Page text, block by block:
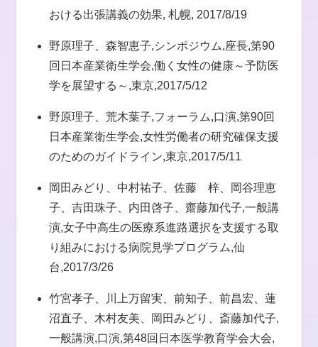
おける出張講義の効果, 札幌, 2017/8/19
野原理子、森智恵子,シンポジウム,座長,第90
回日本産業衛生学会,働く女性の健康～予防医
学を展望する～,東京,2017/5/12
野原理子、荒木葉子,フォーラム,口演,第90回
日本産業衛生学会,女性労働者の研究確保支援
のためのガイドライン,東京,2017/5/11
岡田みどり、中村祐子、佐藤 梓、岡谷理恵
子、吉田珠子、内田啓子、齋藤加代子,一般講
演,女子中高生の医療系進路選択を支援する取
り組みにおける病院見学プログラム,仙
台,2017/3/26
竹宮孝子、川上万留実、前知子、前昌宏、蓮
沼直子、木村友美、岡田みどり、斎藤加代子,
一般講演,口演,第48回日本医学教育学会大会,